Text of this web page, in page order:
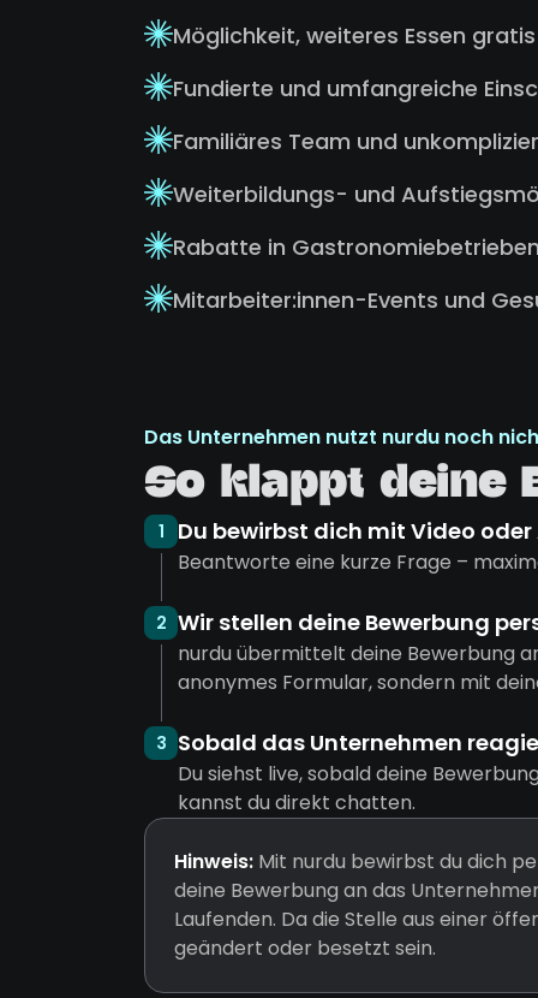
Möglichkeit, weiteres Essen
Fundierte und umfangreiche
Familiäres Team und
Weiterbildungs- und
Rabatte in
Mitarbeiter:innen-Events und
Das Unternehmen nutzt nurdu noch
So klappt deine
1 Du bewirbst dich mit Video
Beantworte eine kurze Frage –
2 Wir stellen deine Bewerbung
nurdu übermittelt deine Bewerbung
anonymes Formular, sondern mit
3 Sobald das Unternehmen
Du siehst live, sobald deine
kannst du direkt chatten.
Hinweis: Mit nurdu bewirbst du dich
deine Bewerbung an das
Laufenden. Da die Stelle aus einer
geändert oder besetzt sein.